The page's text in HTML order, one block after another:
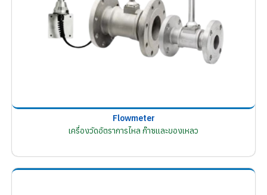
Flowmeter
เครื่องวัดอัตราการไหล ก๊าซและของเหลว